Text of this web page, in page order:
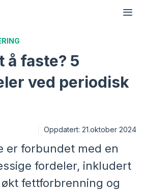
å faste? 5
ved periodisk
Oppdatert: 21.oktober 2024
er forbundet med en
fordeler, inkludert
fettforbrenning og